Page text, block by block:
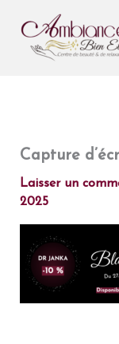
contenu
Capture
Laisser un
2025